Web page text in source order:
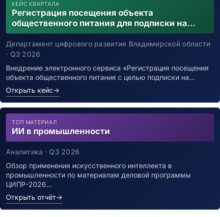
КЕЙС КВАРТАЛА
Регистрация посещения объекта
общественного питания для подписки на
уведомления о возможном контакте с
заболевшим новой коронавирусной
инфекцией
Департамент цифрового развития Владимирской области
· Q3 2026
Внедрение электронного сервиса «Регистрация посещения
объекта общественного питания с целью подписки на…
Открыть кейс→
ТОП МАТЕРИАЛ
ИИ в промышленности
Аналитика · Q3 2026
Обзор применения искусственного интеллекта в
промышленности по материалам деловой программы
ЦИПР-2026…
Открыть отчёт→